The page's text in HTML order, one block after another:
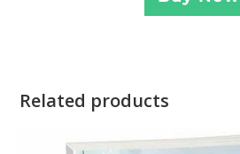
Related products